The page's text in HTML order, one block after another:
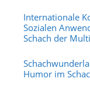
Internationale
Sozialen
Schach der
Humor im